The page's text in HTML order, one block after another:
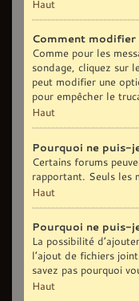
Haut
Comment modifier
Comme pour les
sondage, cliquez sur
peut modifier une
pour empêcher le
Haut
Pourquoi ne puis-
Certains forums
rapportant. Seuls les
Haut
Pourquoi ne puis-
La possibilité
l’ajout de fichiers
savez pas pourquoi
Haut